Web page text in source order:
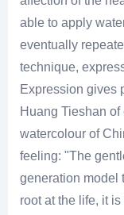
able to apply
eventually
technique,
Expression gives
Huang Tieshan
watercolour of
feeling: "The
generation model
root at the life, it